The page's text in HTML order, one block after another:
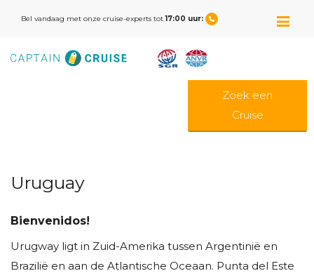
Bel vandaag met onze cruise-experts tot17:00 uur:
Zoek een
Cruise
Uruguay
Bienvenidos!
Urugway ligt in Zuid-Amerika tussen Argentinië en
Brazilië en aan de Atlantische Oceaan. Punta del Este